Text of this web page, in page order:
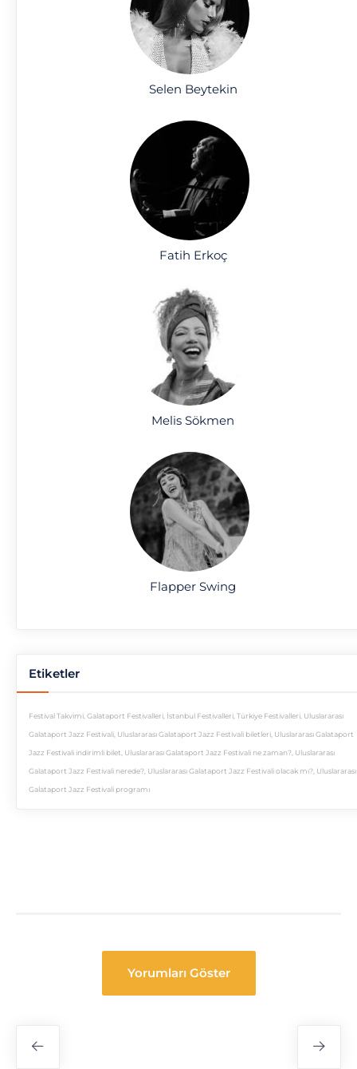
Selen Beytekin
Fatih Erkoç
Melis Sökmen
Flapper Swing
Etiketler
Festival Takvimi, Galataport Festivalleri, İstanbul Festivalleri, Türkiye Festivalleri, Uluslararası
Galataport Jazz Festivali, Uluslararası Galataport Jazz Festivali biletleri, Uluslararası Galataport
Jazz Festivali indirimli bilet, Uluslararası Galataport Jazz Festivali ne zaman?, Uluslararası
Galataport Jazz Festivali nerede?, Uluslararası Galataport Jazz Festivali olacak mı?, Uluslararası
Galataport Jazz Festivali programı
Yorumları Göster